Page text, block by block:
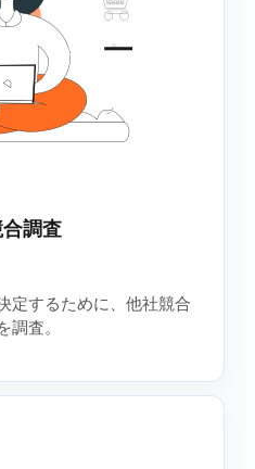
調査
定するために、他社競合
調査。